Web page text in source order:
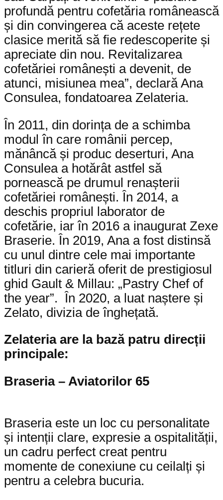
profundă pentru cofetăria românească
și din convingerea că aceste rețete
clasice merită să fie redescoperite și
apreciate din nou. Revitalizarea
cofetăriei românești a devenit, de
atunci, misiunea mea”, declară Ana
Consulea, fondatoarea Zelateria.
În 2011, din dorința de a schimba
modul în care românii percep,
mănâncă și produc deserturi, Ana
Consulea a hotărât astfel să
pornească pe drumul renașterii
cofetăriei românești. În 2014, a
deschis propriul laborator de
cofetărie, iar în 2016 a inaugurat Zexe
Braserie. În 2019, Ana a fost distinsă
cu unul dintre cele mai importante
titluri din carieră oferit de prestigiosul
ghid Gault & Millau: „Pastry Chef of
the year”. În 2020, a luat naștere și
Zelato, divizia de înghețată.
Zelateria are la bază patru direcții
principale:
Braseria – Aviatorilor 65
Braseria este un loc cu personalitate
și intenții clare, expresie a ospitalității,
un cadru perfect creat pentru
momente de conexiune cu ceilalți și
pentru a celebra bucuria.